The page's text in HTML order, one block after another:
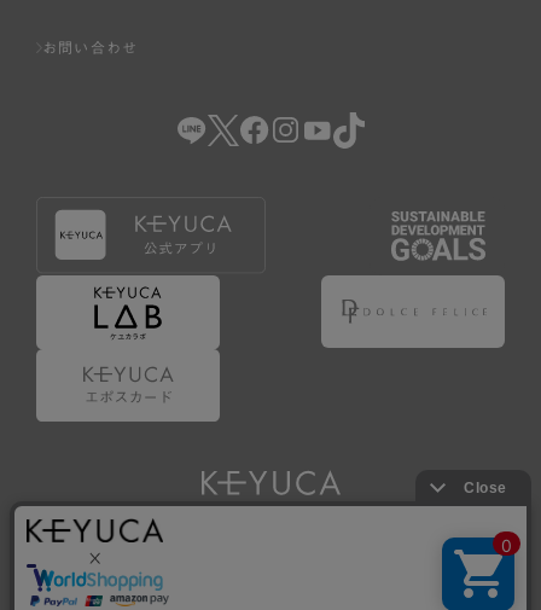
いる場合。
（5） その他、本規約または個別規定に違反した場合。
4.会員登録が取り消された場合においても、当該会員は、
弊社とのお取引等により既に発生した支払義務等の取引上
の義務および本規約上の義務の履行責任を免れないものと
します。
5.仮登録とは、ケユカが提供するアプリ等でサービスを利
用するための簡易的な会員登録（以下「仮登録」といいま
6.仮登録をすることで、第9条のポイント付与を受けるこ
とができます。
7.仮登録状態はポイントの利用は行えず、第3条1項の通り
に登録完了することでポイント利用が行えるようになりま
す。
お問い合わせ
Copyright © KAWAJUN Co., Ltd. All Rights Reserved.